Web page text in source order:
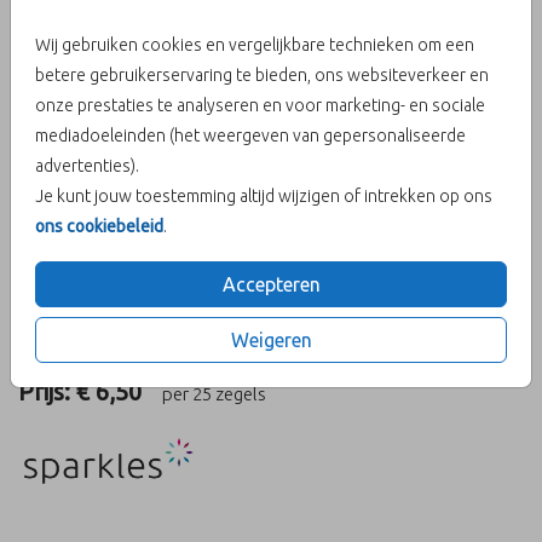
Wij gebruiken cookies en vergelijkbare technieken om een
betere gebruikerservaring te bieden, ons websiteverkeer en
onze prestaties te analyseren en voor marketing- en sociale
mediadoeleinden (het weergeven van gepersonaliseerde
advertenties).
Je kunt jouw toestemming altijd wijzigen of intrekken op ons
ons cookiebeleid.
Accepteren
Weigeren
Aantal x 25 zegels € 6,50
OMSCHRIJVING
De geboorte van een broertje maakt veel los bij oudere
door middel van het geboortekaartje kan betrekken bij de
geboorte van jullie jongste kindje? Deze sluitzegel geeft vast een
kleine sneak peak van het geboortekaartje in de envelop.
Prijs:€ 6,50 per 25 zegels